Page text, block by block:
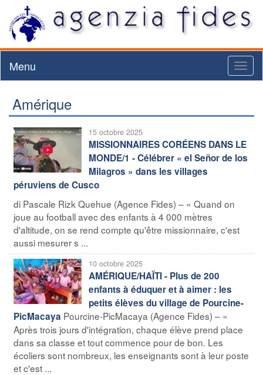
Menu
Amérique
15 octobre 2025
MISSIONNAIRES CORÉENS DANS LE
MONDE/1 - Célébrer « el Señor de los
Milagros » dans les villages
péruviens de Cusco
di Pascale Rizk Quehue (Agence Fides) – « Quand on
joue au football avec des enfants à 4 000 mètres
d'altitude, on se rend compte qu'être missionnaire, c'est
aussi mesurer s ...
10 octobre 2025
AMÉRIQUE/HAÏTI - Plus de 200
enfants à éduquer et à aimer : les
petits élèves du village de Pourcine-
PicMacaya Pourcine-PicMacaya (Agence Fides) – «
Après trois jours d'intégration, chaque élève prend place
dans sa classe et tout commence pour de bon. Les
écoliers sont nombreux, les enseignants sont à leur poste
et c'est ...